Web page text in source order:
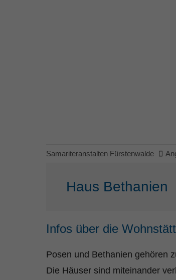
Samariteranstalten Fürstenwalde
Haus Bethanien
Infos über die
Posen und Bethanien gehören
Die Häuser sind miteinander